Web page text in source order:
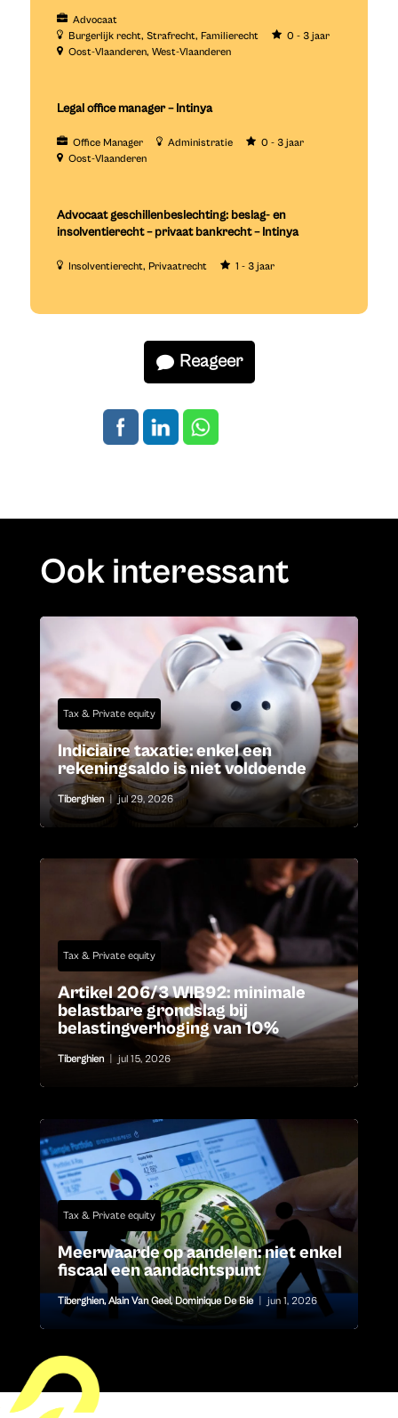
Advocaat
Burgerlijk recht Strafrecht Familierecht
0 - 3 jaar
Oost-Vlaanderen West-Vlaanderen
Legal office manager – Intinya
Office Manager Administratie
0 - 3 jaar
Oost-Vlaanderen
Advocaat geschillenbeslechting: beslag- en
insolventierecht – privaat bankrecht – Intinya
Insolventierecht Privaatrecht 1 - 3 jaar
Reageer
Ook interessant
Tax & Private equity
Indiciaire taxatie: enkel een
rekeningsaldo is niet voldoende
Tiberghien | jul 29, 2026
Tax & Private equity
Artikel 206/3 WIB92: minimale
belastbare grondslag bij
belastingverhoging van 10%
Tiberghien jul 15, 2026
Tax & Private equity
Meerwaarde op aandelen: niet enkel
fiscaal een aandachtspunt
Tiberghien, Alain Van Geel,Dominique De Bie jun 1, 2026